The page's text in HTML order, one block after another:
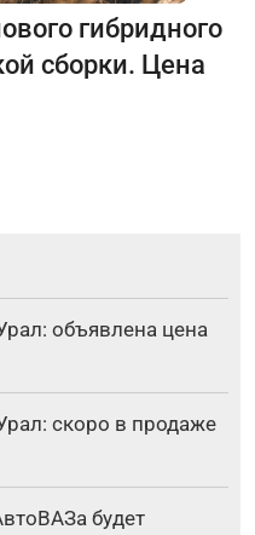
гибридного
сборки. Цена
объявлена цена
скоро в продаже
будет